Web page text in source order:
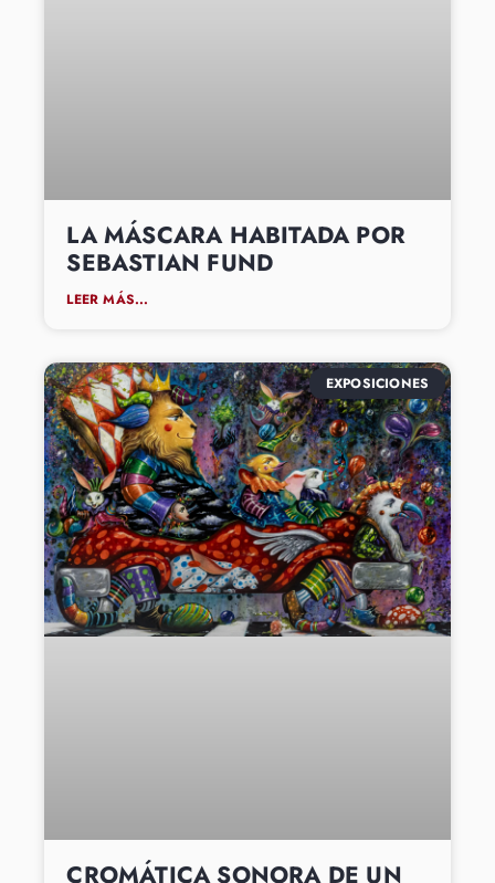
LA MÁSCARA HABITADA POR
SEBASTIAN FUND
LEER MÁS...
EXPOSICIONES
CROMÁTICA SONORA DE UN